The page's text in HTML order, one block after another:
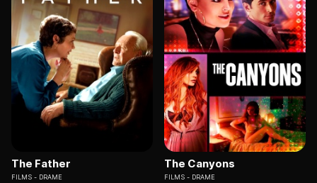
The Father
FILMS DRAME
The Canyons
FILMS DRAME